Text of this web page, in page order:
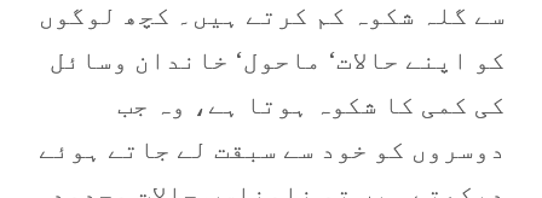
سے گلہ شکوہ کم کرتے ہیں۔ کچھ لوگوں
کو اپنے حالات‘ ماحول‘ خاندان وسائل
کی کمی کا شکوہ ہوتا ہے، وہ جب
دوسروں کو خود سے سبقت لے جاتے ہوئے